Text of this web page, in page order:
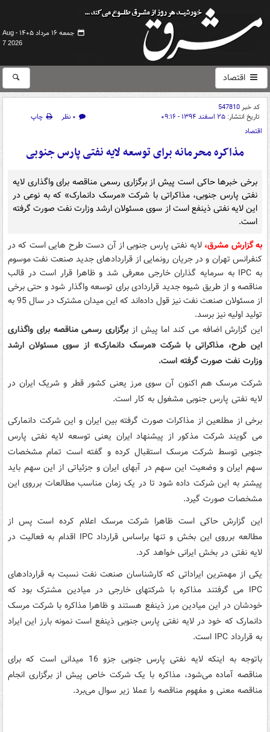
جمعه ۱۶ مرداد ۱۴۰۵ -
Aug
7 2026
اقتصاد
کد خبر547810
تاریخ انتشار: ۲۵ اسفند ۱۳۹۴ - ۰۹:۱۶ ۰ نظر
چاپ
اقتصاد
مذاکره محرمانه برای توسعه لایه نفتی پارس جنوبی
برخی خبرها حاکی است پیش از برگزاری رسمی مناقصه برای واگذاری لایه
نفتی پارس جنوبی، مذاکراتی با شرکت «مرسک دانمارک» که به نوعی در
این لایه نفتی ذینفع است از سوی مسئولان ارشد وزارت نفت صورت گرفته
است.
به گزارش مشرق، لایه نفتی پارس جنوبی از آن دست طرح هایی است که در
کنفرانس تهران و در جریان رونمایی از قراردادهای جدید صنعت نفت موسوم
به IPC به سرمایه گذاران خارجی معرفی شد و ظاهرا قرار است در قالب
مناقصه و از طریق شیوه جدید قراردادی برای توسعه واگذار شود و حتی برخی
از مسئولان صنعت نفت نیز قول داده‌اند که این میدان مشترک در سال 95 به
تولید اولیه نیز برسد.
این گزارش اضافه می کند اما پیش از برگزاری رسمی مناقصه برای واگذاری
این طرح، مذاکراتی با شرکت «مرسک دانمارک» از سوی مسئولان ارشد
وزارت نفت صورت گرفته است.
شرکت مرسک هم اکنون آن سوی مرز یعنی کشور قطر و شریک ایران در
لایه نفتی پارس جنوبی مشغول به کار است.
برخی از مطلعین از مذاکرات صورت گرفته بین ایران و این شرکت دانمارکی
می گویند شرکت مذکور از پیشنهاد ایران یعنی توسعه لایه نفتی پارس
جنوبی توسط شرکت مرسک استقبال کرده و گفته است تمام مشخصات
سهم ایران و وضعیت این سهم در آبهای ایران و جزئیاتی از این سهم باید
پیشتر به این شرکت داده شود تا در یک زمان مناسب مطالعات برروی این
مشخصات صورت گیرد.
این گزارش حاکی است ظاهرا شرکت مرسک اعلام کرده است پس از
مطالعه برروی این بخش و تنها براساس قرارداد IPC‌ اقدام به فعالیت در
لایه نفتی در بخش ایرانی خواهد کرد.
یکی از مهمترین ایراداتی که کارشناسان صنعت نفت نسبت به قراردادهای
IPC می گرفتند مذاکره با شرکتهای خارجی در میادین مشترک بود که
خودشان در این میادین مرز ذینفع هستند و ظاهرا مذاکره با شرکت مرسک
دانمارک که خود در لایه نفتی پارس جنوبی ذینفع است نمونه بارز این ایراد
به قرارداد IPC است.
باتوجه به اینکه لایه نفتی پارس جنوبی جزو 16 میدانی است که برای
مناقصه آماده می‌شود، مذاکره با یک شرکت خاص پیش از برگزاری انجام
مناقصه معنی و مفهوم مناقصه را عملا زیر سوال می‌برد.